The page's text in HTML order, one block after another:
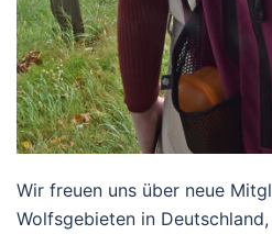
Wir freuen uns über neue
Wolfsgebieten in